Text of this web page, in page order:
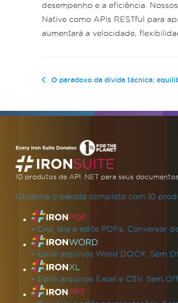
desempenho e a eficiência.
Native como APIs RESTful para
aumentará a velocidade,
O paradoxo da dívida técnica: equilibrando inovação e
10 produtos de API .NET para seus
Obtenha o pacote completo com 10
Links de produtos
- Crie, leia e edite PDFs. Conversor
- Edite arquivos Word DOCX. Sem
- Edite arquivos Excel e CSV. Sem